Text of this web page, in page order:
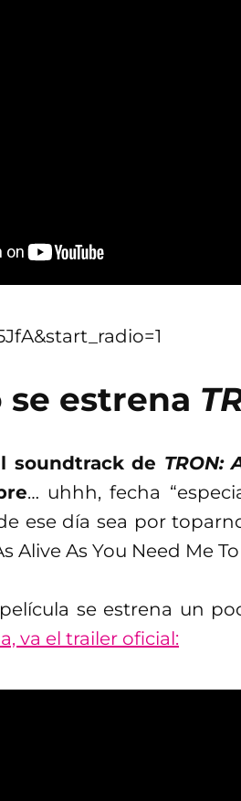
se estrena
soundtrack de TRON:
… uhhh, fecha
ese día sea por
Alive As You Need Me To
se estrena un
va el trailer oficial: